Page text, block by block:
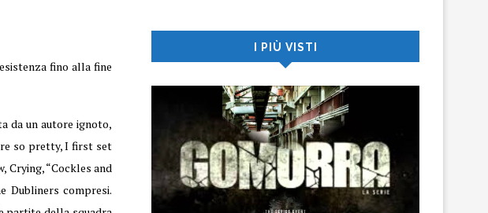
fino alla fine
da un autore ignoto,
so pretty, I first set
Crying, “Cockles and
Dubliners compresi.
I PIÙ VISTI